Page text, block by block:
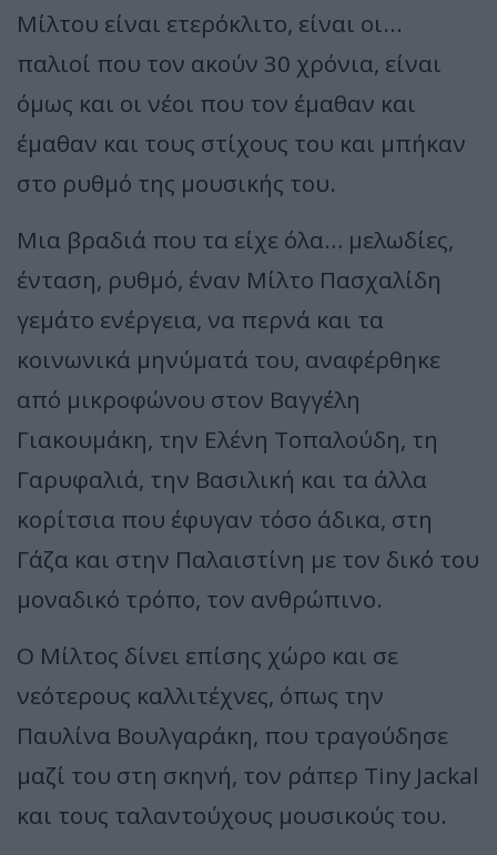
Μίλτου είναι ετερόκλιτο, είναι οι...
παλιοί που τον ακούν 30 χρόνια, είναι
όμως και οι νέοι που τον έμαθαν και
έμαθαν και τους στίχους του και μπήκαν
στο ρυθμό της μουσικής του.
Μια βραδιά που τα είχε όλα… μελωδίες,
ένταση, ρυθμό, έναν Μίλτο Πασχαλίδη
γεμάτο ενέργεια, να περνά και τα
κοινωνικά μηνύματά του, αναφέρθηκε
από μικροφώνου στον Βαγγέλη
Γιακουμάκη, την Ελένη Τοπαλούδη, τη
Γαρυφαλιά, την Βασιλική και τα άλλα
κορίτσια που έφυγαν τόσο άδικα, στη
Γάζα και στην Παλαιστίνη με τον δικό του
μοναδικό τρόπο, τον ανθρώπινο.
Ο Μίλτος δίνει επίσης χώρο και σε
νεότερους καλλιτέχνες, όπως την
Παυλίνα Βουλγαράκη, που τραγούδησε
μαζί του στη σκηνή, τον ράπερ Tiny Jackal
και τους ταλαντούχους μουσικούς του.